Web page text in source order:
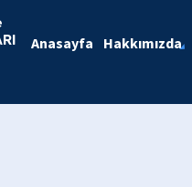
Anasayfa Hakkımızda